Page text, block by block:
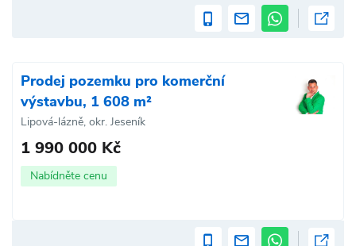
Prodej pozemku pro komerční
výstavbu, 1 608 m²
Lipová-lázně, okr. Jeseník
1 990 000 Kč
Nabídněte cenu